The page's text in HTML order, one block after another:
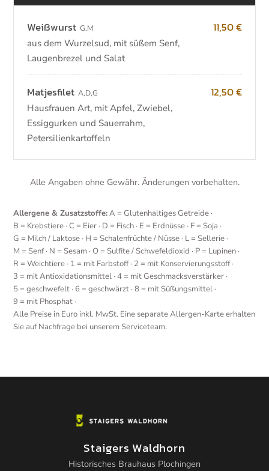
Weißwurst G,M
aus dem Wurzelsud, mit süßem Senf,
Laugenbrezel und Salat
11,50 €
Matjesfilet A,D,G
Hausfrauen Art, mit Apfel, Zwiebel,
Essiggurken und Sauerrahm,
Petersilienkartoffeln
12,50 €
Alle Angaben ohne Gewähr. Änderungen vorbehalten.
Allergene & Zusatzstoffe:A = Glutenhaltiges Getreide·
B = Krebstiere·C = Eier· D = Fisch· E = Erdnüsse· F = Soja ·
G = Milch / Laktose· H = Schalenfrüchte / Nüsse· L = Sellerie·
M = Senf· N = Sesam·O = Sulfite / Schwefeldioxid · P = Lupinen·
R = Weichtiere· 1 = mit Farbstoff· 2 = mit Konservierungsstoff·
3 = mit Antioxidationsmittel·4 = mit Geschmacksverstärker·
5 = geschwefelt· 6 = geschwärzt·8 = mit Süßungsmittel·
9 = mit Phosphat·
Alle Preise in Euro inkl. MwSt. Eine separate Allergen-Karte erhalten
Sie auf Nachfrage bei unserem Serviceteam.
Staigers Waldhorn
Historisches Brauhaus Plochingen